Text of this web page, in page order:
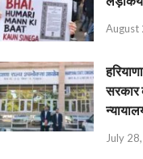
August
सरकार
July